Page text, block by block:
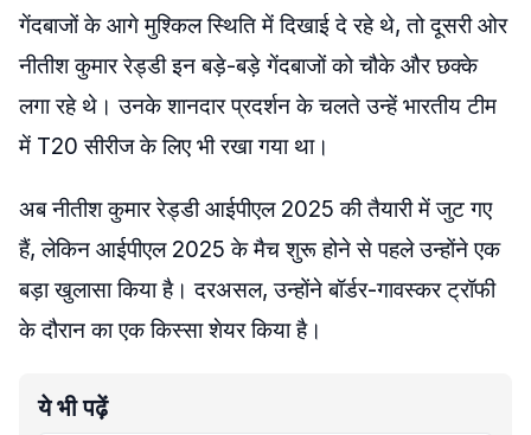
गेंदबाजों के आगे मुश्किल स्थिति में दिखाई दे रहे थे, तो दूसरी ओर
नीतीश कुमार रेड्डी इन बड़े-बड़े गेंदबाजों को चौके और छक्के
लगा रहे थे। उनके शानदार प्रदर्शन के चलते उन्हें भारतीय टीम
में T20 सीरीज के लिए भी रखा गया था।
अब नीतीश कुमार रेड्डी आईपीएल 2025 की तैयारी में जुट गए
हैं, लेकिन आईपीएल 2025 के मैच शुरू होने से पहले उन्होंने एक
बड़ा खुलासा किया है। दरअसल, उन्होंने बॉर्डर-गावस्कर ट्रॉफी
के दौरान का एक किस्सा शेयर किया है।
ये भी पढ़ें